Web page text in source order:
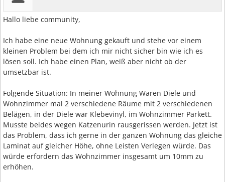
Hallo liebe community,
Ich habe eine neue Wohnung gekauft und stehe vor einem
kleinen Problem bei dem ich mir nicht sicher bin wie ich es
lösen soll. Ich habe einen Plan, weiß aber nicht ob der
umsetzbar ist.
Folgende Situation: In meiner Wohnung Waren Diele und
Wohnzimmer mal 2 verschiedene Räume mit 2 verschiedenen
Belägen, in der Diele war Klebevinyl, im Wohnzimmer Parkett.
Musste beides wegen Katzenurin rausgerissen werden. Jetzt ist
das Problem, dass ich gerne in der ganzen Wohnung das gleiche
Laminat auf gleicher Höhe, ohne Leisten Verlegen würde. Das
würde erfordern das Wohnzimmer insgesamt um 10mm zu
erhöhen.